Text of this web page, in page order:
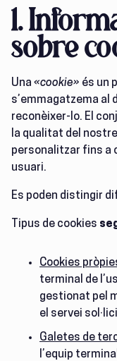
1.
sobre
Una «cookie» és un
s’emmagatzema al
reconèixer-lo. El
la qualitat del
personalitzar fins a
usuari.
Es poden distingir
Tipus de cookies
Cookies
terminal de
gestionat pel
el servei
Galetes de
l’equip